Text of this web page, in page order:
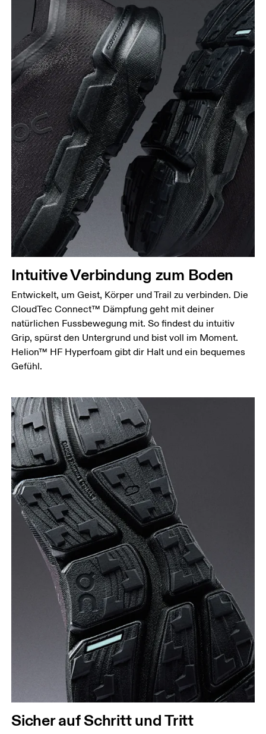
Intuitive Verbindung zum Boden
Entwickelt, um Geist, Körper und Trail zu verbinden. Die
CloudTec Connect™ Dämpfung geht mit deiner
natürlichen Fussbewegung mit. So findest du intuitiv
Grip, spürst den Untergrund und bist voll im Moment.
Helion™ HF Hyperfoam gibt dir Halt und ein bequemes
Gefühl.
Sicher auf Schritt und Tritt